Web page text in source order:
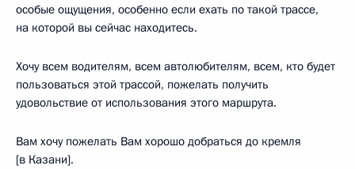
особые ощущения, особенно если ехать по такой трассе,
на которой вы сейчас находитесь.
Хочу всем водителям, всем автолюбителям, всем, кто будет
пользоваться этой трассой, пожелать получить
удовольствие от использования этого маршрута.
Вам хочу пожелать Вам хорошо добраться до кремля
[в Казани].